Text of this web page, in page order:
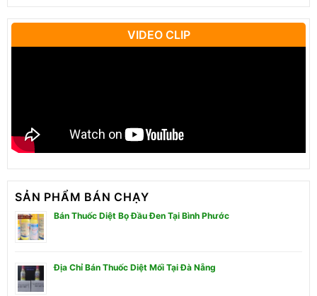
VIDEO CLIP
SẢN PHẨM BÁN CHẠY
Bán Thuốc Diệt Bọ Đầu Đen Tại Bình Phước
Địa Chỉ Bán Thuốc Diệt Mối Tại Đà Nẵng